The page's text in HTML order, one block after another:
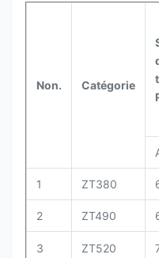
Non. Catégorie
1 ZT380
2 ZT490
3 ZT520